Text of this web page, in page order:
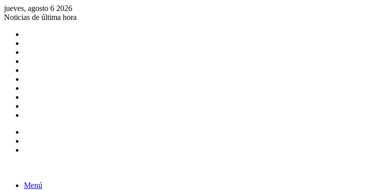
jueves, agosto 6 2026
Noticias de última hora
Menú